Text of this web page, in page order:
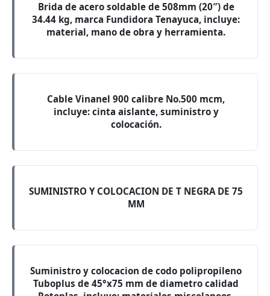
Brida de acero soldable de 508mm (20″) de
34.44 kg, marca Fundidora Tenayuca, incluye:
material, mano de obra y herramienta.
Cable Vinanel 900 calibre No.500 mcm,
incluye: cinta aislante, suministro y
colocación.
SUMINISTRO Y COLOCACION DE T NEGRA DE 75
MM
Suministro y colocacion de codo polipropileno
Tuboplus de 45°x75 mm de diametro calidad